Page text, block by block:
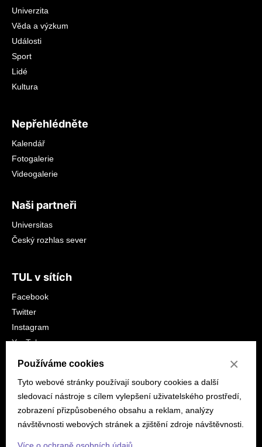
Univerzita
Věda a výzkum
Události
Sport
Lidé
Kultura
Nepřehlédněte
Kalendář
Fotogalerie
Videogalerie
Naši partneři
Universitas
Český rozhlas sever
TUL v sítích
Facebook
Twitter
Instagram
YouTube
LinkedIn
Používáme cookies
Tyto webové stránky používají soubory cookies a další
sledovací nástroje s cílem vylepšení uživatelského prostředí,
zobrazení přizpůsobeného obsahu a reklam, analýzy
návštěvnosti webových stránek a zjištění zdroje návštěvnosti.
×